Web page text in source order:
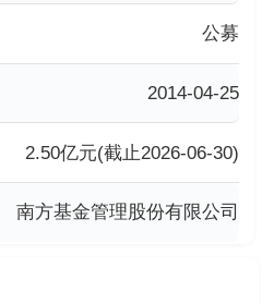
公募
2014-04-25
2.50亿元(截止2026-06-30)
南方基金管理股份有限公司